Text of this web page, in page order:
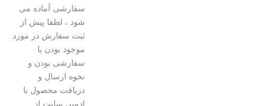
سفارشی آماده می
شود ، لطفا پیش از
ثبت سفارش در مورد
موجود بودن یا
سفارشی بودن و
نحوه ارسال و
دریافت محصول با
ادمین سایت از